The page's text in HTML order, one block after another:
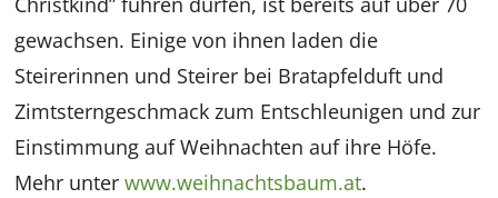
gewachsen. Einige von ihnen laden die
Steirerinnen und Steirer bei Bratapfelduft und
Zimtsterngeschmack zum Entschleunigen und zur
Einstimmung auf Weihnachten auf ihre Höfe.
Mehr unterwww.weihnachtsbaum.at.